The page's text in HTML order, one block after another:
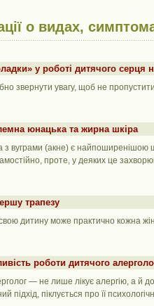
о видах,
у роботі дитячого серця
звернути увагу, щоб не
юнацька та жирна шкіра
вуграми (акне) є найпоширенішою
проте, у деяких це
трапезу
дитину може практично кожна
роботи дитячого
— не лише лікує алергію, а й
підхід, піклується про її